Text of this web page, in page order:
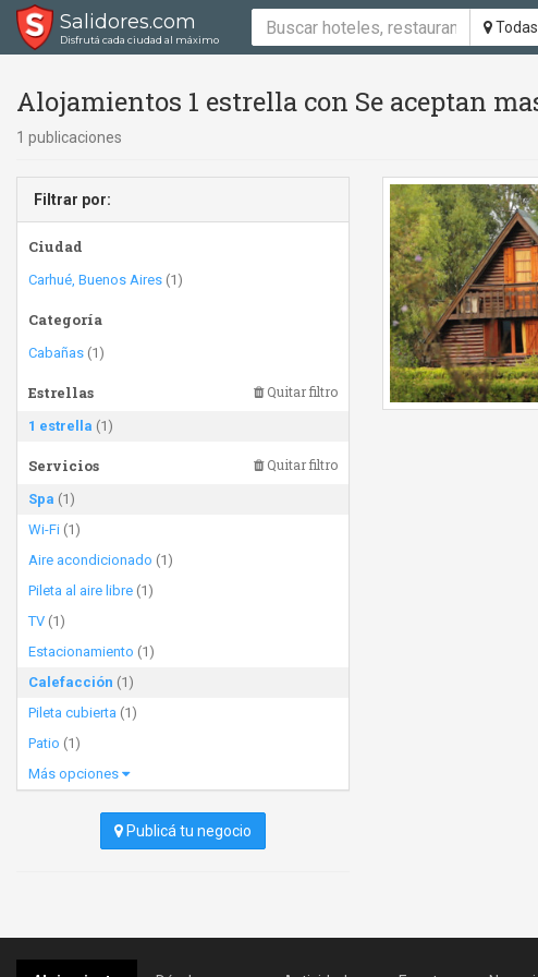
Salidores.com
Disfrutá cada ciudad al máximo
Alojamientos 1 estrella con Se aceptan
1 publicaciones
Filtrar por:
Ciudad
Carhué, Buenos Aires (1)
Categoría
Cabañas (1)
Estrellas Quitar filtro
1 estrella (1)
Servicios Quitar filtro
Spa (1)
Wi-Fi (1)
Aire acondicionado (1)
Pileta al aire libre (1)
TV (1)
Estacionamiento (1)
Calefacción (1)
Pileta cubierta (1)
Patio (1)
Más opciones
Publicá tu negocio